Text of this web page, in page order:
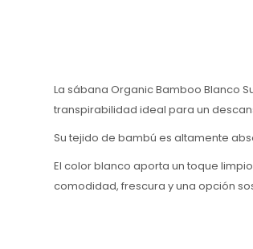
La sábana Organic Bamboo Blanco
transpirabilidad ideal para un
Su tejido de bambú es altamente
El color blanco aporta un toque
comodidad, frescura y una opción